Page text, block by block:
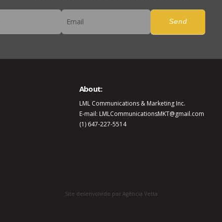
Send
About:
LML Communications & Marketing Inc.
E-mail: LMLCommunicationsMKT@gmail.com
(1) 647-227-5514
Site desenvolvido por Agência Vetta